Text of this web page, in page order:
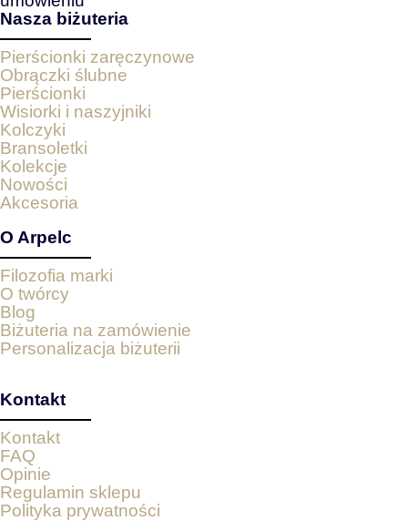
Nasza biżuteria
Pierścionki zaręczynowe
Obrączki ślubne
Pierścionki
Wisiorki i naszyjniki
Kolczyki
Bransoletki
Kolekcje
Nowości
Akcesoria
O Arpelc
Filozofia marki
O twórcy
Blog
Biżuteria na zamówienie
Personalizacja biżuterii
Kontakt
Kontakt
FAQ
Opinie
Regulamin sklepu
Polityka prywatności